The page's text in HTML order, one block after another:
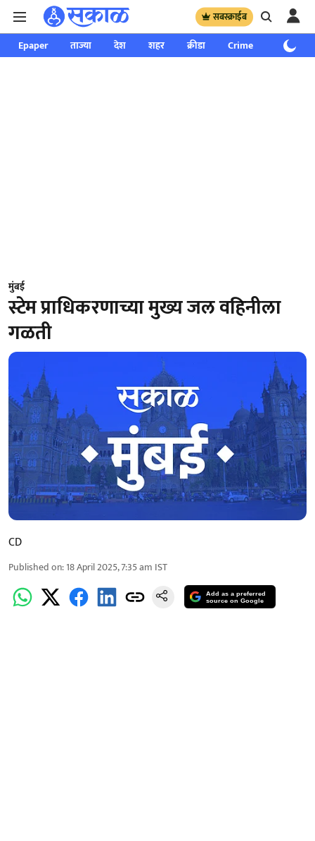
सबस्क्राईब
Epaper ताज्या देश शहर क्रीडा Crime साप्ताहिक
मुंबई
स्टेम प्राधिकरणाच्या मुख्य जल वहिनीला
गळती
CD
Published on:18 April 2025, 7:35 am IST
Add as a preferred
source on Google